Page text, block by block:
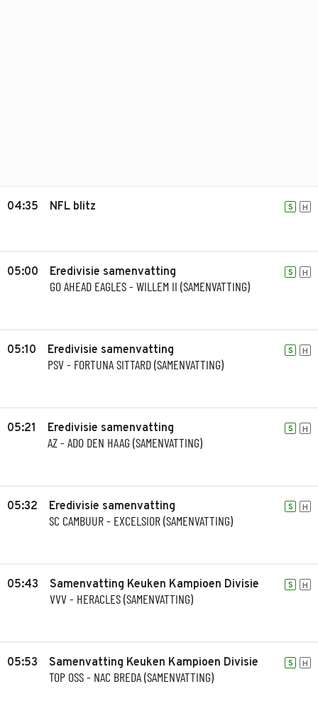
04:35 NFL blitz S H
05:00 Eredivisie samenvatting
GO AHEAD EAGLES - WILLEM II (SAMENVATTING)
S H
05:10 Eredivisie samenvatting
PSV - FORTUNA SITTARD (SAMENVATTING)
S H
05:21 Eredivisie samenvatting
AZ - ADO DEN HAAG (SAMENVATTING)
S H
05:32 Eredivisie samenvatting
SC CAMBUUR - EXCELSIOR (SAMENVATTING)
S H
05:43 Samenvatting Keuken Kampioen Divisie
VVV - HERACLES (SAMENVATTING)
S H
05:53 Samenvatting Keuken Kampioen Divisie
TOP OSS - NAC BREDA (SAMENVATTING)
S H